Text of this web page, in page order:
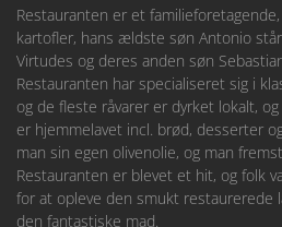
Restauranten er et
kartofler, hans ældste søn Antonio
Virtudes og deres anden søn
Restauranten har specialiseret sig i
og de fleste råvarer er dyrket lokalt,
er hjemmelavet incl. brød, desserter
man sin egen olivenolie, og man
Restauranten er blevet et hit, og folk
for at opleve den smukt restaurerede
den fantastiske mad.